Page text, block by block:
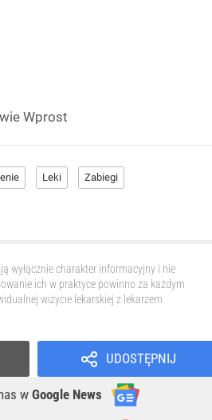
Wprost
Leki Zabiegi
wyłącznie charakter informacyjny i nie
ich w praktyce powinno za każdym
wizycie lekarskiej z lekarzem
UDOSTĘPNIJ
w Google News